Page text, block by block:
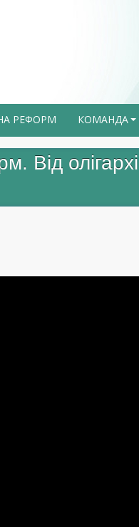
РЕФОРМ КОМАНДА
Від